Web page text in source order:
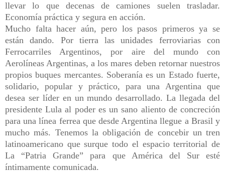
llevar lo que decenas de camiones suelen trasladar.
Economía práctica y segura en acción.
Mucho falta hacer aún, pero los pasos primeros ya se
están dando. Por tierra las unidades ferroviarias con
Ferrocarriles Argentinos, por aire del mundo con
Aerolíneas Argentinas, a los mares deben retornar nuestros
propios buques mercantes. Soberanía es un Estado fuerte,
solidario, popular y práctico, para una Argentina que
desea ser líder en un mundo desarrollado. La llegada del
presidente Lula al poder es un sano aliento de concreción
para una línea ferrea que desde Argentina llegue a Brasil y
mucho más. Tenemos la obligación de concebir un tren
latinoamericano que surque todo el espacio territorial de
La “Patria Grande” para que América del Sur esté
íntimamente comunicada.